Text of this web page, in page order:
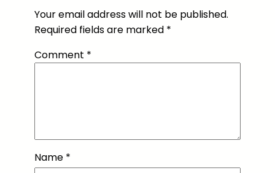
Your email address will not be published.
Required fields are marked *
Comment *
Name *